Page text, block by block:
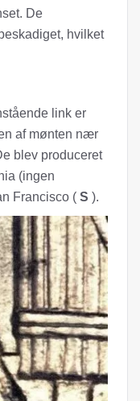
De
hvilket
link er
af ​​mønten nær
blev produceret
(ingen
Francisco ( S ).